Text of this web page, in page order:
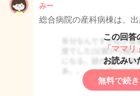
みー
総合病院の産科病棟は、出
この回答
「ママリ
お読みい
無料で続